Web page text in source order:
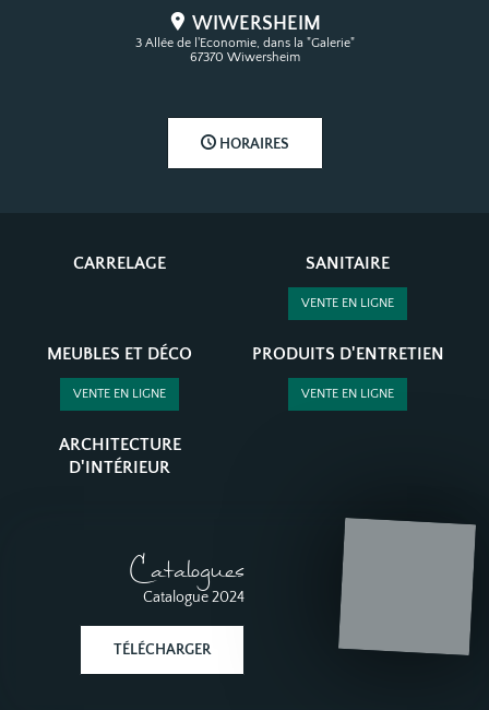
WIWERSHEIM
3 Allée de l'Economie, dans la "Galerie"
67370 Wiwersheim
HORAIRES
CARRELAGE SANITAIRE
VENTE EN LIGNE
MEUBLES ET DÉCO
VENTE EN LIGNE
PRODUITS D'ENTRETIEN
VENTE EN LIGNE
ARCHITECTURE
D'INTÉRIEUR
Catalogues
Catalogue 2024
TÉLÉCHARGER